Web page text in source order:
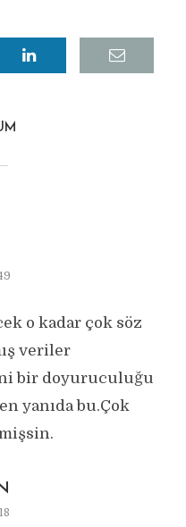
o kadar çok söz
veriler
bir doyuruculuğu
yanıda bu.Çok